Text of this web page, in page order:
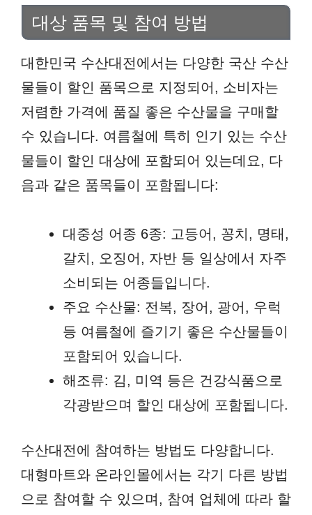
대상 품목 및 참여 방법
대한민국 수산대전에서는 다양한 국산 수산
물들이 할인 품목으로 지정되어, 소비자는
저렴한 가격에 품질 좋은 수산물을 구매할
수 있습니다. 여름철에 특히 인기 있는 수산
물들이 할인 대상에 포함되어 있는데요, 다
음과 같은 품목들이 포함됩니다:
대중성 어종 6종: 고등어, 꽁치, 명태,
갈치, 오징어, 자반 등 일상에서 자주
소비되는 어종들입니다.
주요 수산물: 전복, 장어, 광어, 우럭
등 여름철에 즐기기 좋은 수산물들이
포함되어 있습니다.
해조류: 김, 미역 등은 건강식품으로
각광받으며 할인 대상에 포함됩니다.
수산대전에 참여하는 방법도 다양합니다.
대형마트와 온라인몰에서는 각기 다른 방법
으로 참여할 수 있으며, 참여 업체에 따라 할